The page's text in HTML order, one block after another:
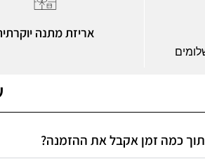
אריזת מתנה
תוך כמה זמן אקבל את ההזמנה?